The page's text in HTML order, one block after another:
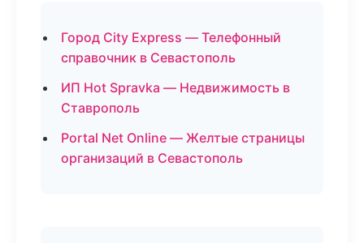
Город City Express — Телефонный
справочник в Севастополь
ИП Hot Spravka — Недвижимость в
Ставрополь
Portal Net Online — Желтые страницы
организаций в Севастополь